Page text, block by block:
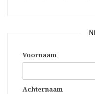
Voornaam
Achternaam